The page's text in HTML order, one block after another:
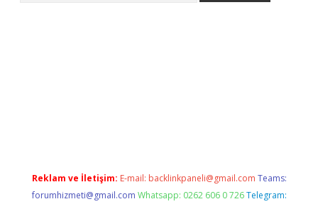
Reklam ve İletişim: E-mail: backlinkpaneli@gmail.com Teams:
forumhizmeti@gmail.com Whatsapp: 0262 606 0 726 Telegram: